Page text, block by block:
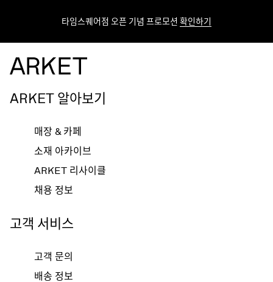
타임스퀘어점 오픈 기념 프로모션 확인하기
ARKET 알아보기
매장 & 카페
소재 아카이브
ARKET 리사이클
채용 정보
고객 서비스
고객 문의
배송 정보